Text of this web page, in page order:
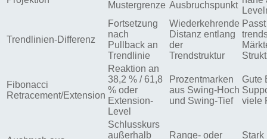
Mustergrenze Ausbruchspunkt
Trendlinien-Differenz
Fortsetzung
nach
Pullback an
Trendlinie
Wiederkehrende
Distanz entlang
der
Trendstruktur
Fibonacci
Retracement/Extension
Reaktion an
38,2 % / 61,8
% oder
Extension-
Level
Prozentmarken
aus Swing-Hoch
und Swing-Tief
Gute
viele
Schlusskurs
außerhalb
Range- oder
Stark